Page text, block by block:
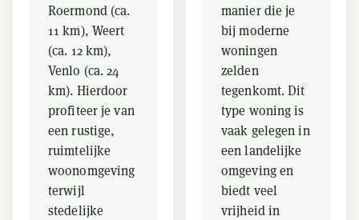
Roermond (ca.
11 km), Weert
(ca. 12 km),
Venlo (ca. 24
km). Hierdoor
profiteer je van
een rustige,
ruimtelijke
woonomgeving
terwijl
stedelijke
manier die je
bij moderne
woningen
zelden
tegenkomt. Dit
type woning is
vaak gelegen in
een landelijke
omgeving en
biedt veel
vrijheid in